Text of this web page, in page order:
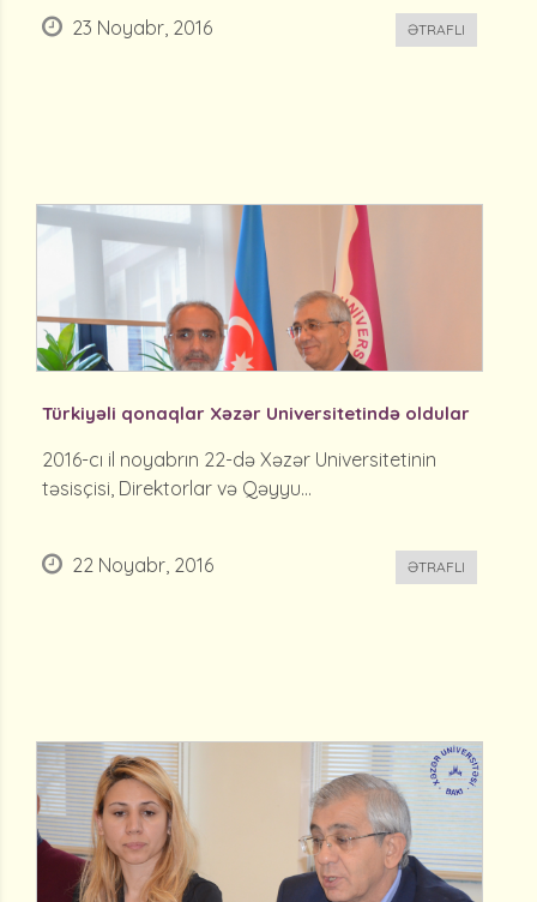
23 Noyabr, 2016 ƏTRAFLI
Türkiyəli qonaqlar Xəzər Universitetində oldular
2016-cı il noyabrın 22-də Xəzər Universitetinin
təsisçisi, Direktorlar və Qəyyu...
22 Noyabr, 2016 ƏTRAFLI